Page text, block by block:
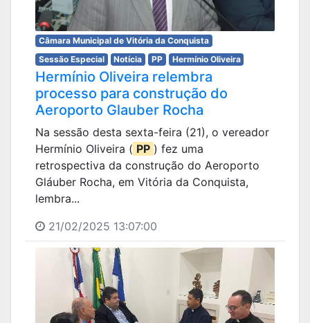
Câmara Municipal de Vitória da Conquista
Sessão Especial
Notícia PP Hermínio Oliveira
Hermínio Oliveira relembra
processo para construção do
Aeroporto Glauber Rocha
Na sessão desta sexta-feira (21), o vereador
Hermínio Oliveira ( PP ) fez uma
retrospectiva da construção do Aeroporto
Gláuber Rocha, em Vitória da Conquista,
lembra...
21/02/2025 13:07:00